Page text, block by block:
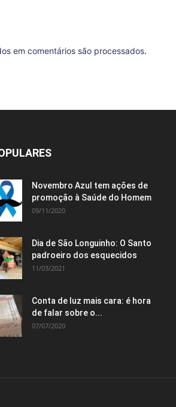
em comentários são processados.
Novembro Azul tem ações de
promoção à Saúde do Homem
09/11/2020
Dia de São Longuinho: O Santo
padroeiro dos esquecidos
11/03/2021
Conta de luz mais cara: é hora
de falar sobre o...
07/07/2020